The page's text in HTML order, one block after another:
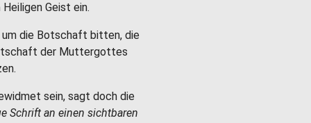
Geist ein.
um die Botschaft bitten, die
der Muttergottes
sein, sagt doch die
Schrift an einen sichtbaren